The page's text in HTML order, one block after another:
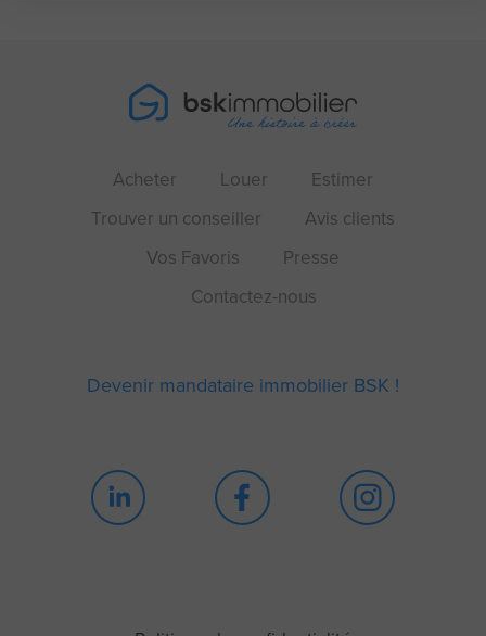
Acheter Louer
Estimer
Trouver un conseiller
Avis clients
Vos Favoris
Presse
Contactez-nous
Devenir mandataire immobilier BSK !